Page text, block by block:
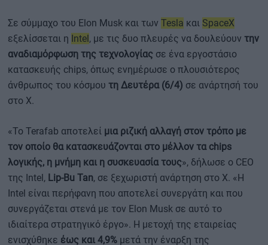
Σε σύμμαχο του Elon Musk και των Tesla και SpaceX
εξελίσσεται η Intel, με τις δυο πλευρές να δουλεύουν την
αναδιαμόρφωση της τεχνολογίας σε ένα εργοστάσιο
κατασκευής chips, όπως ενημέρωσε ο πλουσιότερος
άνθρωπος του κόσμου τη Δευτέρα (6/4) σε ανάρτησή του
στο Χ.
«Το Terafab αποτελεί μια ριζική αλλαγή στον τρόπο με
τον οποίο θα κατασκευάζονται στο μέλλον τα chips
λογικής, η μνήμη και η συσκευασία τους», δήλωσε ο CEO
της Intel, Lip-Bu Tan, σε ξεχωριστή ανάρτηση στο X. «Η
Intel είναι περήφανη που αποτελεί συνεργάτη και που
συνεργάζεται στενά με τον Elon Musk σε αυτό το
ιδιαίτερα στρατηγικό έργο». Η μετοχή της εταιρείας
ενισχύθηκε έως και 4,9% μετά την έναρξη της